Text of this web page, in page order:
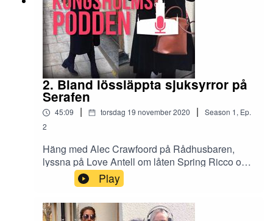
2. Bland lössläppta sjuksyrror på
Serafen
45:09 | torsdag 19 november 2020 | Season 1, Ep.
2
Häng med Alec Crawfoord på Rådhusbaren,
lyssna på Love Antell om låten Spring Ricco och
hör om de lössläppta sjuksyrrorna på Serafen.
Play